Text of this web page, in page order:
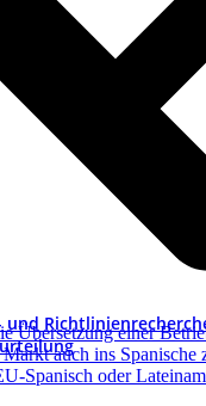
und
Übersetzung einer
auch ins Spanische
Spanisch oder